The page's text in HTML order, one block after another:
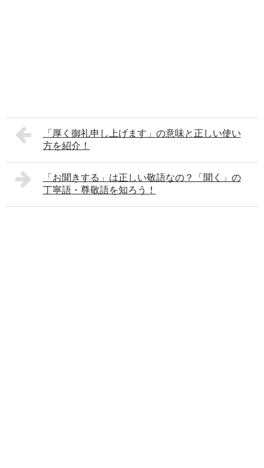
「厚く御礼申し上げます」の意味と正しい使い
方を紹介！
「お聞きする」は正しい敬語なの？「聞く」の
丁寧語・尊敬語を知ろう！